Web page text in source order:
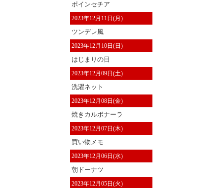
ポインセチア
2023年12月11日(月)
ツンデレ風
2023年12月10日(日)
はじまりの日
2023年12月09日(土)
洗濯ネット
2023年12月08日(金)
焼きカルボナーラ
2023年12月07日(木)
買い物メモ
2023年12月06日(水)
朝ドーナツ
2023年12月05日(火)